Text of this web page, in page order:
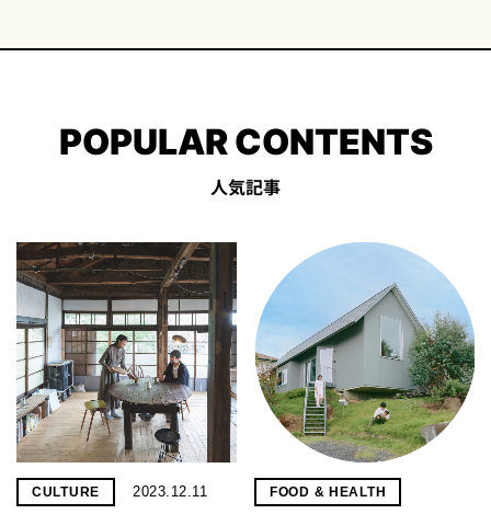
POPULAR CONTENTS
人気記事
CULTURE 2023.12.11 FOOD & HEALTH